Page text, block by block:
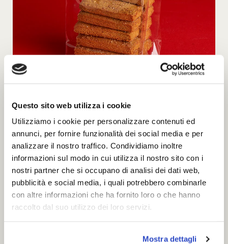
Questo sito web utilizza i cookie
Utilizziamo i cookie per personalizzare contenuti ed
annunci, per fornire funzionalità dei social media e per
analizzare il nostro traffico. Condividiamo inoltre
informazioni sul modo in cui utilizza il nostro sito con i
nostri partner che si occupano di analisi dei dati web,
pubblicità e social media, i quali potrebbero combinarle
con altre informazioni che ha fornito loro o che hanno
raccolto dal suo utilizzo dei loro servizi.
Mostra dettagli
Bronzetti 7.00 € Aggiungi